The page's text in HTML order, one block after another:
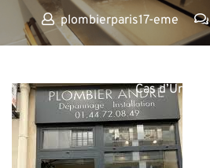
plombierparis17-eme
Cas d’Urgence